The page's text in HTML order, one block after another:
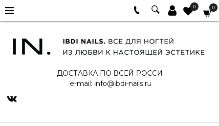
0 0
ДОСТАВКА ПО ВСЕЙ РОССИ
e-mail: info@ibdi-nails.ru